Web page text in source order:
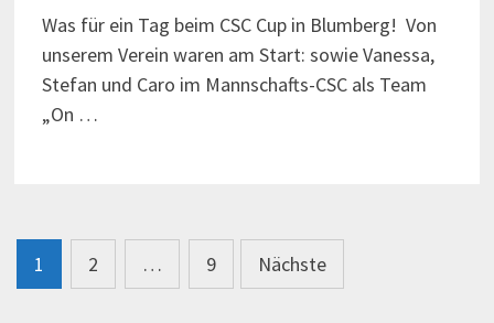
Was für ein Tag beim CSC Cup in Blumberg! Von
unserem Verein waren am Start: sowie Vanessa,
Stefan und Caro im Mannschafts-CSC als Team
„On …
Seitennummerierung
der
1 2 … 9 Nächste